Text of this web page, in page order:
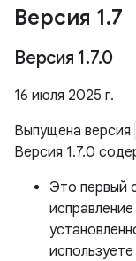
Версия 1.7
Версия 1.7.0
16 июля 2025 г.
Выпущена версия
Версия 1.7.0
Это первый